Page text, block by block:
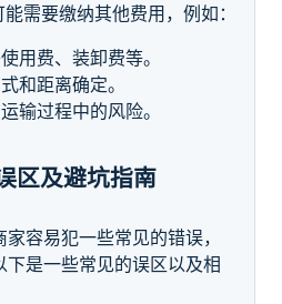
需要缴纳其他费用，例如：
用费、装卸费等。
和距离确定。
输过程中的风险。
区及避坑指南
容易犯一些常见的错误，
是一些常见的误区以及相